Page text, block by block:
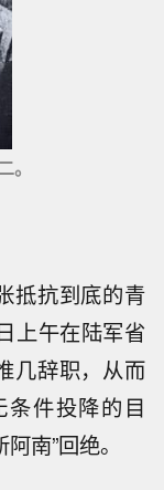
抵抗到底的青
上午在陆军省
几辞职，从而
件投降的目
南”回绝。